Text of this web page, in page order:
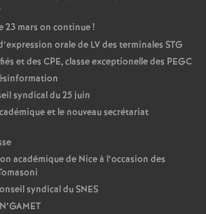
23 mars on continue!
orale de LV des terminales STG
et des CPE, classe exceptionelle des PEGC
syndical du 25 juin
et le nouveau secrétariat
académique de Nice à l’occasion des
syndical du SNES